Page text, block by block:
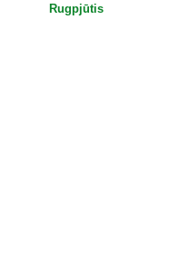
Rugpjūtis